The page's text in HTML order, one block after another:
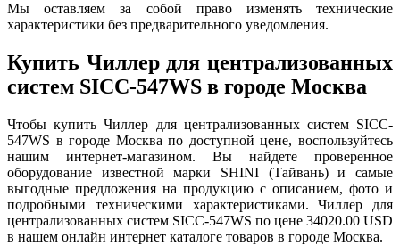
Мы оставляем за собой право изменять технические
характеристики без предварительного уведомления.
Купить Чиллер для централизованных
систем SICC-547WS в городе Москва
Чтобы купить Чиллер для централизованных систем SICC-
547WS в городе Москва по доступной цене, воспользуйтесь
нашим интернет-магазином. Вы найдете проверенное
оборудование известной марки SHINI (Тайвань) и самые
выгодные предложения на продукцию с описанием, фото и
подробными техническими характеристиками. Чиллер для
централизованных систем SICC-547WS по цене 34020.00 USD
в нашем онлайн интернет каталоге товаров в городе Москва.